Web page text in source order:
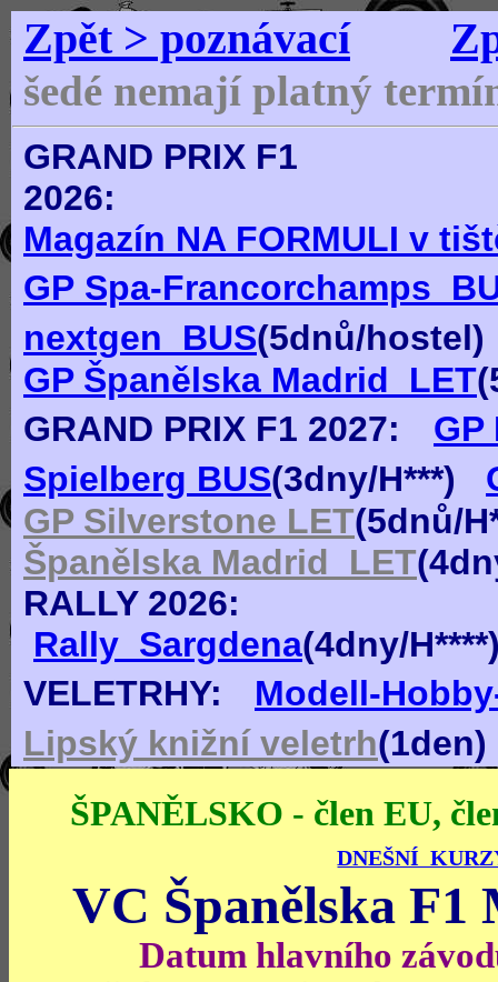
Zpět > poznávací
šedé nemají platný
GRAND PRIX F1
Magazín NA FORMULI v
GP Spa-
nextgen_BUS(5dnů/hostel)
GP Španělska Madrid_LET(
GRAND PRIX F1 2027:
GP
Spielberg BUS(3dny/H***)
GP Silverstone LET(5dnů/
Španělska Madrid_LET(4dn
RALLY 2026:
Rally_Sargdena(4dny/
VELETRHY:
Modell-
Lipský knižní veletrh(1den)
ŠPANĚLSKO - člen EU,
DNEŠNÍ
VC Španělska F1
Datum hlavního